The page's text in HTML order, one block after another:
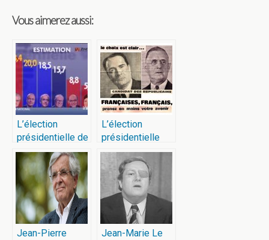
Vous aimerez aussi:
L’élection
présidentielle de
1995
L’élection
présidentielle
française de
1965
Jean-Pierre
Jean-Marie Le